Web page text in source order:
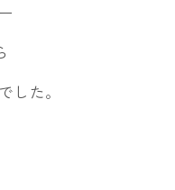
した。